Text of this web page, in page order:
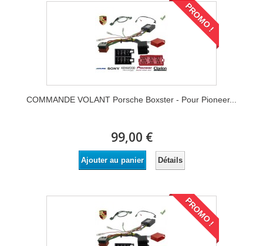
PROMO !
COMMANDE VOLANT Porsche Boxster - Pour Pioneer...
99,00 €
Ajouter au panier Détails
PROMO !